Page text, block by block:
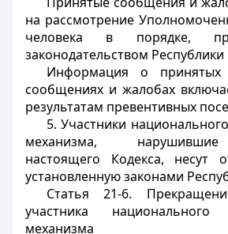
на рассмотрение
человека в порядке,
законодательством Республики
Информация о
сообщениях и жалобах
результатам превентивных
5. Участники
механизма,
настоящего Кодекса, несут
установленную законами
Статья 21-6.
участника национального
механизма